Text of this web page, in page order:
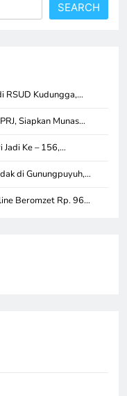
SEARCH
RSUD Kudungga,…
Siapkan Munas…
Jadi Ke – 156,…
di Gunungpuyuh,…
Beromzet Rp. 96…